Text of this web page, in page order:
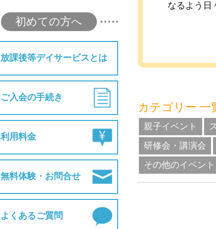
初めての方へ
放課後等デイサービスとは
ご入会の手続き
利用料金
無料体験・お問合せ
よくあるご質問
なるよう日
カテゴリー 一
親子イベント
研修会・講演会
その他のイベント